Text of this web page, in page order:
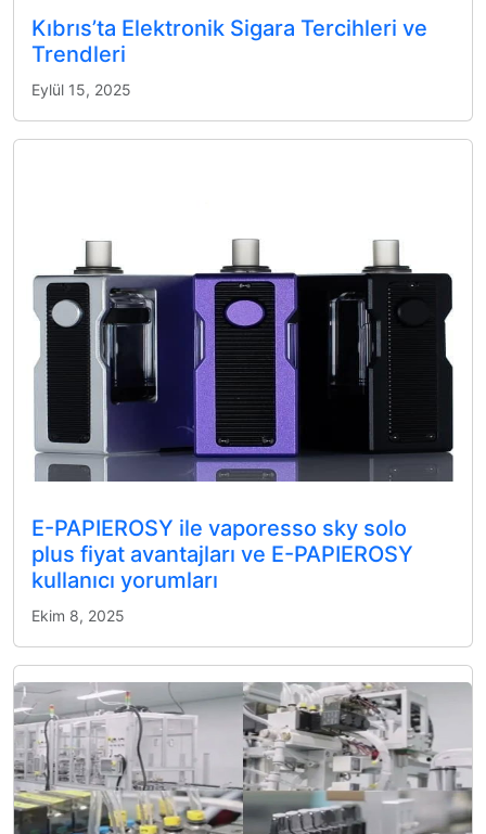
Kıbrıs’ta Elektronik Sigara Tercihleri ve
Trendleri
Eylül 15, 2025
E-PAPIEROSY ile vaporesso sky solo
plus fiyat avantajları ve E-PAPIEROSY
kullanıcı yorumları
Ekim 8, 2025